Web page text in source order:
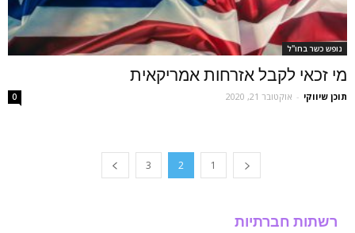
נופש כשר בחו"ל
מי זכאי לקבל אזרחות אמריקאית
תוכן שיווקי - אוקטובר 21, 2020 0
1
2
3
רשתות חברתיות